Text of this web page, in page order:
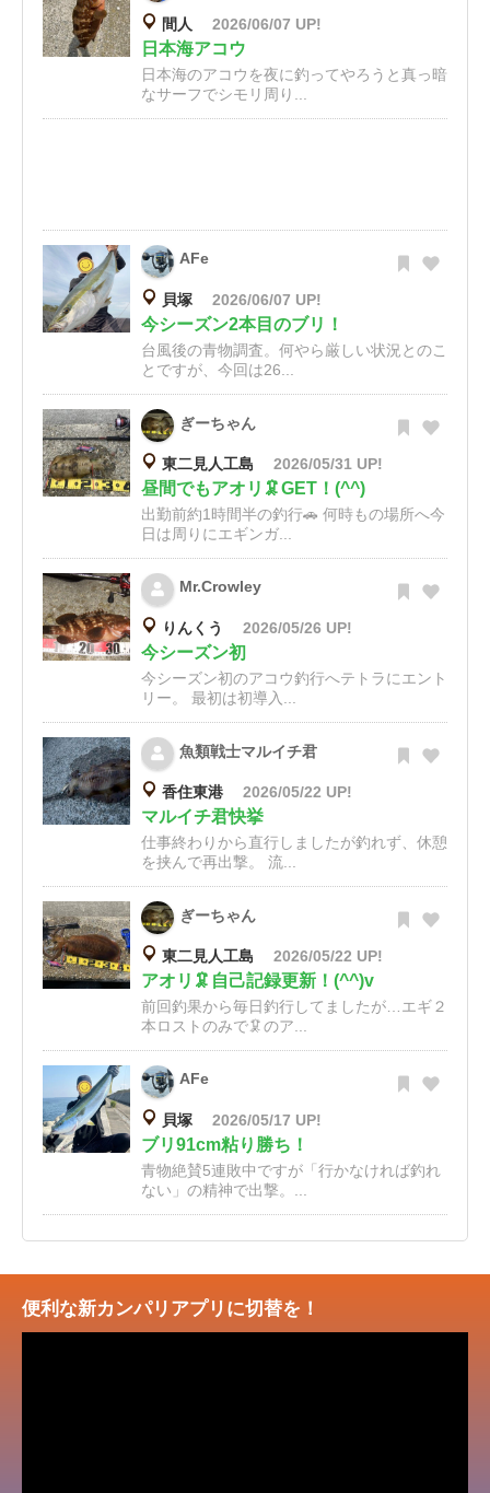
間人 2026/06/07 UP!
日本海アコウ
日本海のアコウを夜に釣ってやろうと真っ暗
なサーフでシモリ周り...
AFe
貝塚 2026/06/07 UP!
今シーズン2本目のブリ！
台風後の青物調査。何やら厳しい状況とのこ
とですが、今回は26...
ぎーちゃん
東二見人工島 2026/05/31 UP!
昼間でもアオリ🦑GET！(^^)
出勤前約1時間半の釣行🚗 何時もの場所へ今
日は周りにエギンガ...
Mr.Crowley
りんくう 2026/05/26 UP!
今シーズン初
今シーズン初のアコウ釣行へテトラにエント
リー。 最初は初導入...
魚類戦士マルイチ君
香住東港 2026/05/22 UP!
マルイチ君快挙
仕事終わりから直行しましたが釣れず、休憩
を挟んで再出撃。 流...
ぎーちゃん
東二見人工島 2026/05/22 UP!
アオリ🦑自己記録更新！(^^)v
前回釣果から毎日釣行してましたが…エギ２
本ロストのみで🦑のア...
AFe
貝塚 2026/05/17 UP!
ブリ91cm粘り勝ち！
青物絶賛5連敗中ですが「行かなければ釣れ
ない」の精神で出撃。...
便利な新カンパリアプリに切替を！